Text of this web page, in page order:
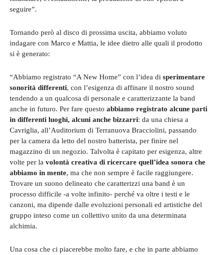
seguire”.
Tornando però al disco di prossima uscita, abbiamo voluto
indagare con Marco e Mattia, le idee dietro alle quali il prodotto
si è generato:
“Abbiamo registrato “A New Home” con l’idea di sperimentare
sonorità differenti, con l’esigenza di affinare il nostro sound
tendendo a un qualcosa di personale e caratterizzante la band
anche in futuro. Per fare questo abbiamo registrato alcune parti
in differenti luoghi, alcuni anche bizzarri: da una chiesa a
Cavriglia, all’Auditorium di Terranuova Bracciolini, passando
per la camera da letto del nostro batterista, per finire nel
magazzino di un negozio. Talvolta è capitato per esigenza, altre
volte per la volontà creativa di ricercare quell’idea sonora che
abbiamo in mente, ma che non sempre è facile raggiungere.
Trovare un suono delineato che caratterizzi una band è un
processo difficile -a volte infinito- perché va oltre i testi e le
canzoni, ma dipende dalle evoluzioni personali ed artistiche del
gruppo inteso come un collettivo unito da una determinata
alchimia.
Una cosa che ci piacerebbe molto fare, e che in parte abbiamo